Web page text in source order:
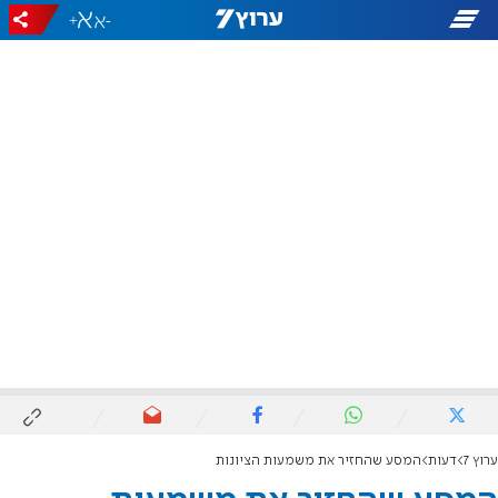
-
+
ערוץ 7 דעות המסע שהחזיר את משמעות הציונות